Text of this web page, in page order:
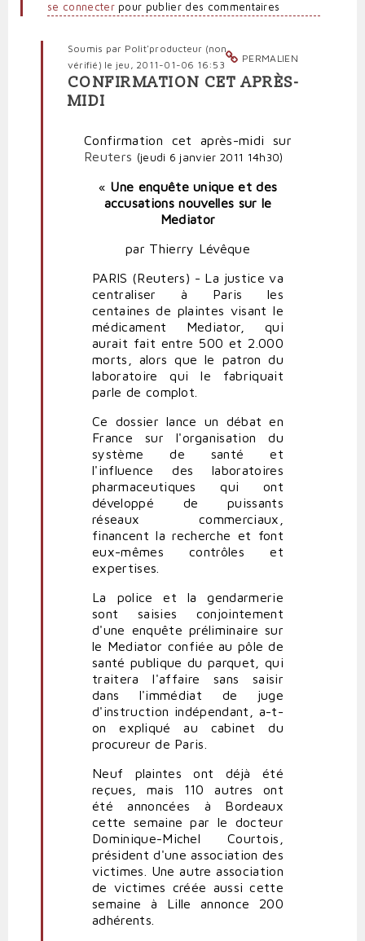
se connecterpour publier des commentaires
PERMALIEN
Soumis par Polit'producteur (non
vérifié) le jeu, 2011-01-06 16:53
En
réponse
Aristote
illustré
Servier
CONFIRMATION CET APRÈS-
MIDI
Confirmation cet après-midi sur
Reuters (jeudi 6 janvier 2011 14h30)
« Une enquête unique et des
accusations nouvelles sur le
Mediator
par Thierry Lévêque
PARIS (Reuters) - La justice va
centraliser à Paris les
centaines de plaintes visant le
médicament Mediator, qui
aurait fait entre 500 et 2.000
morts, alors que le patron du
laboratoire qui le fabriquait
parle de complot.
Ce dossier lance un débat en
France sur l'organisation du
système de santé et
l'influence des laboratoires
pharmaceutiques qui ont
développé de puissants
réseaux commerciaux,
financent la recherche et font
eux-mêmes contrôles et
expertises.
La police et la gendarmerie
sont saisies conjointement
d'une enquête préliminaire sur
le Mediator confiée au pôle de
santé publique du parquet, qui
traitera l'affaire sans saisir
dans l'immédiat de juge
d'instruction indépendant, a-t-
on expliqué au cabinet du
procureur de Paris.
Neuf plaintes ont déjà été
reçues, mais 110 autres ont
été annoncées à Bordeaux
cette semaine par le docteur
Dominique-Michel Courtois,
président d'une association des
victimes. Une autre association
de victimes créée aussi cette
semaine à Lille annonce 200
adhérents.